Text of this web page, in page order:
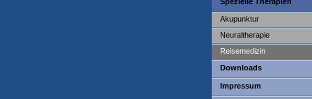
Akupunktur
Neuraltherapie
Reisemedizin
Downloads
Impressum